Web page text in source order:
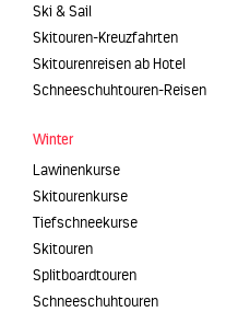
Ski & Sail
Skitouren-Kreuzfahrten
Skitourenreisen ab Hotel
Schneeschuhtouren-Reisen
Winter
Lawinenkurse
Skitourenkurse
Tiefschneekurse
Skitouren
Splitboardtouren
Schneeschuhtouren